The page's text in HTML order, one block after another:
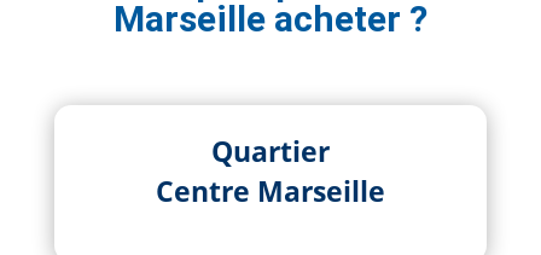
Marseille acheter ?
Quartier
Centre Marseille